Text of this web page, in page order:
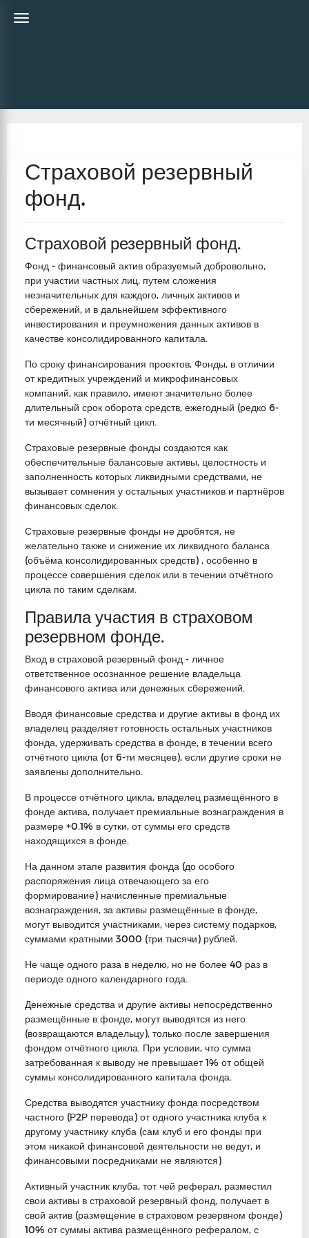
Страховой резервный
фонд.
Страховой резервный фонд.
Фонд - финансовый актив образуемый добровольно,
при участии частных лиц, путем сложения
незначительных для каждого, личных активов и
сбережений, и в дальнейшем эффективного
инвестирования и преумножения данных активов в
качестве консолидированного капитала.
По сроку финансирования проектов, Фонды, в отличии
от кредитных учреждений и микрофинансовых
компаний, как правило, имеют значительно более
длительный срок оборота средств, ежегодный (редко 6-
ти месячный) отчётный цикл.
Страховые резервные фонды создаются как
обеспечительные балансовые активы, целостность и
заполненность которых ликвидными средствами, не
вызывает сомнения у остальных участников и партнёров
финансовых сделок.
Страховые резервные фонды не дробятся, не
желательно также и снижение их ликвидного баланса
(объёма консолидированных средств) , особенно в
процессе совершения сделок или в течении отчётного
цикла по таким сделкам.
Правила участия в страховом
резервном фонде.
Вход в страховой резервный фонд - личное
ответственное осознанное решение владельца
финансового актива или денежных сбережений.
Вводя финансовые средства и другие активы в фонд их
владелец разделяет готовность остальных участников
фонда, удерживать средства в фонде, в течении всего
отчётного цикла (от 6-ти месяцев), если другие сроки не
заявлены дополнительно.
В процессе отчётного цикла, владелец размещённого в
фонде актива, получает премиальные вознаграждения в
размере +0.1% в сутки, от суммы его средств
находящихся в фонде.
На данном этапе развития фонда (до особого
распоряжения лица отвечающего за его
формирование) начисленные премиальные
вознаграждения, за активы размещённые в фонде,
могут выводится участниками, через систему подарков,
суммами кратными 3000 (три тысячи) рублей.
Не чаще одного раза в неделю, но не более 40 раз в
периоде одного календарного года.
Денежные средства и другие активы непосредственно
размещённые в фонде, могут выводятся из него
(возвращаются владельцу), только после завершения
фондом отчётного цикла. При условии, что сумма
затребованная к выводу не превышает 1% от общей
суммы консолидированного капитала фонда.
Средства выводятся участнику фонда посредством
частного (Р2Р перевода) от одного участника клуба к
другому участнику клуба (сам клуб и его фонды при
этом никакой финансовой деятельности не ведут, и
финансовыми посредниками не являются)
Активный участник клуба, тот чей реферал, разместил
свои активы в страховой резервный фонд, получает в
свой актив (размещение в страховом резервном фонде)
10% от суммы актива размещённого рефералом, с